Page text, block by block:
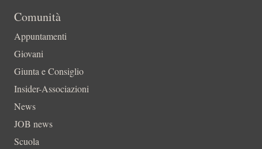
Comunità
Appuntamenti
Giovani
Giunta e Consiglio
Insider-Associazioni
News
JOB news
Scuola